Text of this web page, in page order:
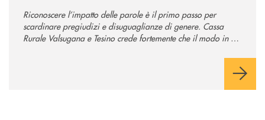
Riconoscere l’impatto delle parole è il primo passo per
scardinare pregiudizi e disuguaglianze di genere. Cassa
Rurale Valsugana e Tesino crede fortemente che il modo in cui